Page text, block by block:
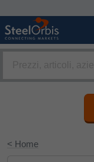
< Home